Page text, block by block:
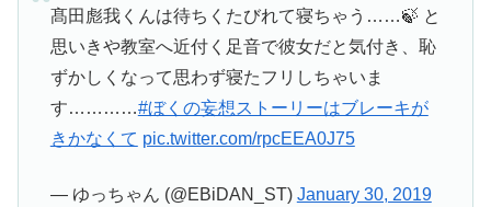
髙田彪我くんは待ちくたびれて寝ちゃう……🍃 と
思いきや教室へ近付く足音で彼女だと気付き、恥
ずかしくなって思わず寝たフリしちゃいま
す…………#ぼくの妄想ストーリーはブレーキが
きかなくて pic.twitter.com/rpcEEA0J75
— ゆっちゃん (@EBiDAN_ST) January 30, 2019